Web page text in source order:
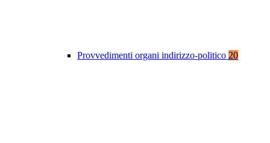
Provvedimenti organi indirizzo-politico 20